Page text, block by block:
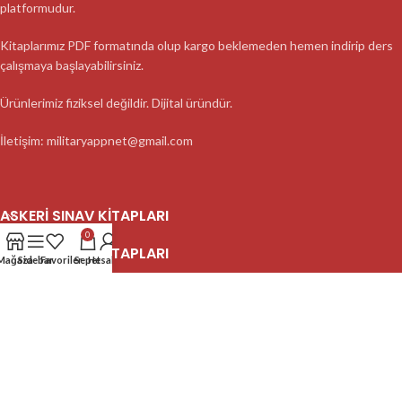
platformudur.
Kitaplarımız PDF formatında olup kargo beklemeden hemen indirip ders
çalışmaya başlayabilirsiniz.
Ürünlerimiz fiziksel değildir. Dijital üründür.
İletişim: militaryappnet@gmail.com
ASKERI SINAV KITAPLARI
ASKERI SINAV KITAPLARI
SidebarFavoriler
0
SepetHesabım